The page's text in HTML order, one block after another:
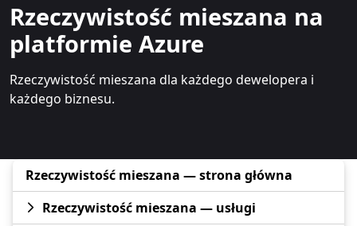
Rzeczywistość mieszana na
platformie Azure
Rzeczywistość mieszana dla każdego dewelopera i
każdego biznesu.
Rzeczywistość mieszana — strona główna
Rzeczywistość mieszana — usługi